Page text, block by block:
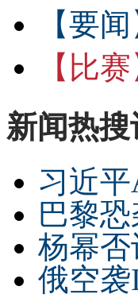
【要闻
【比赛
新闻热搜
习近
巴黎
杨幂否
俄空